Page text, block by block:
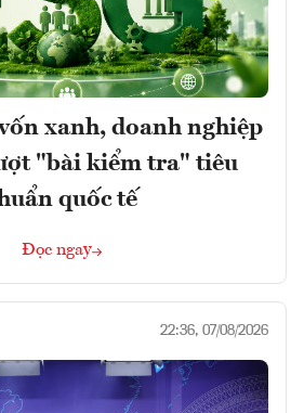
xanh, doanh nghiệp
"bài kiểm tra" tiêu
quốc tế
Đọc ngay
22:36, 07/08/2026